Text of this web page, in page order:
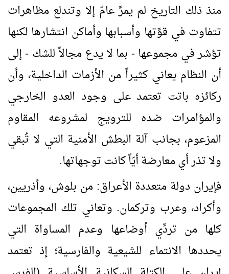
منذ ذلك التاريخ لم يمرَّ عامٌ إلا وتندلع مظاهرات
تتفاوت في قوَّتها وأسبابها وأماكن انتشارها لكنها
تؤشر في مجموعها - بما لا يدع مجالاً للشك - إلى
أن النظام يعاني كثيراً من الأزمات الداخلية، وأن
ركائزه باتت تعتمد على وجود العدو الخارجي
والمؤامرات ضده للترويج لمشروعه المقاوم
المزعوم، بجانب آلة البطش الأمنية التي لا تُبقي
ولا تذر أي معارضة أيّاً كانت توجهاتها.
فإيران دولة متعددة الأعراق: من بلوش، وأذريين،
وأكراد، وعرب وتركمان. وتعاني تلك المجموعات
كلها من تردِّي أوضاعها وعدم المساواة التي
يحددها الانتماء للشيعية والفارسية؛ إذ تعتمد